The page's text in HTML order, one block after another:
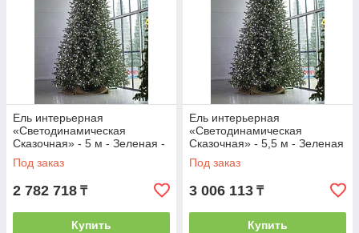
Ель интерьерная
«Светодинамическая
Сказочная» - 5 м - Зеленая -
ствольная - хвоя-пленка
Под заказ
2 782 718 ₸
Купить
Ель интерьерная
«Светодинамическая
Сказочная» - 5,5 м - Зеленая
- ствольная - хвоя-пленка
Под заказ
3 006 113 ₸
Купить